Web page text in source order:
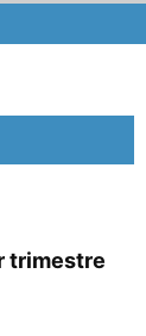
trimestre